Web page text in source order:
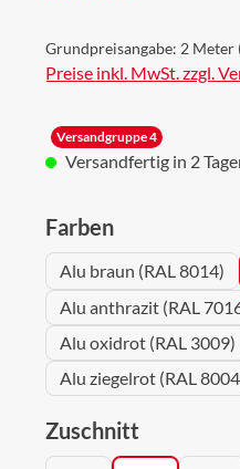
Grundpreisangabe: 2 Meter
Preise inkl. MwSt. zzgl.
Versandgruppe 4
Versandfertig in 2
Farbenauswählen
Alu braun (RAL 8014)
Alu anthrazit (RAL
Alu oxidrot (RAL 3009)
Alu ziegelrot (RAL
Zuschnitt